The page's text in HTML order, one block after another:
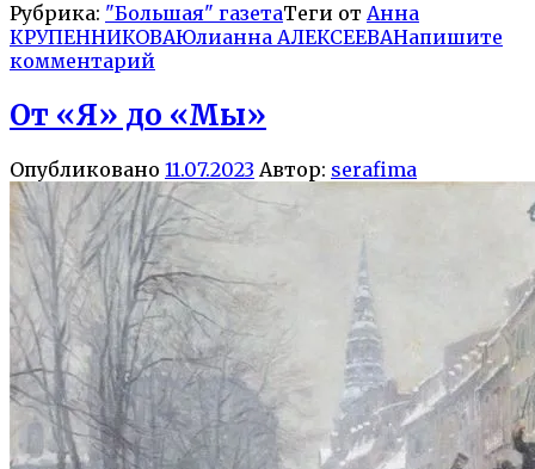
Рубрика: "Большая" газетаТеги от Анна
КРУПЕННИКОВАЮлианна АЛЕКСЕЕВАНапишите
комментарий
От «Я» до «Мы»
Опубликовано 11.07.2023 Автор: serafima